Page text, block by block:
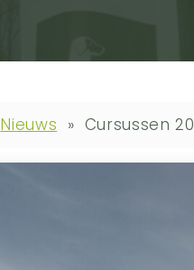
Nieuws » Cursussen